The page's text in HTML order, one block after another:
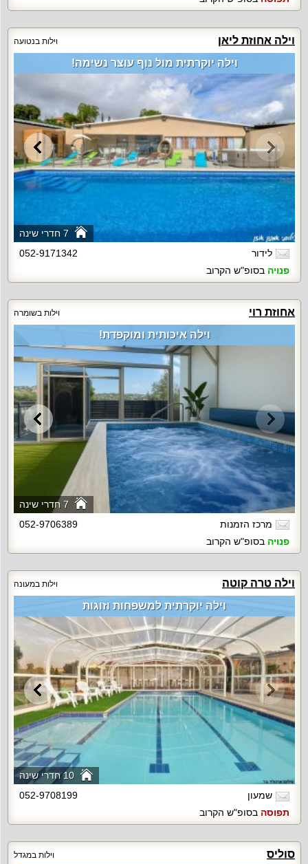
וילה אחוזת ליאן וילות בנטועה
7 חדרי שינה
וילה יוקרתית מול נוף עוצר נשימה!
לידור
052-9171342
פנויה בסופ"ש הקרוב
אחוזת רוי וילות בשומרה
7 חדרי שינה
וילה איכותית ומוקפדת!
מרכז הזמנות
052-9706389
פנויה בסופ"ש הקרוב
וילה טרה קוטה וילות במעונה
10 חדרי שינה
וילה יוקרתית למשפחות וזוגות
שמעון
052-9708199
תפוסה בסופ"ש הקרוב
סוליס וילות במגדל